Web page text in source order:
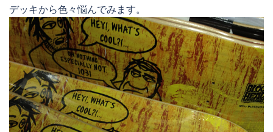
デッキから色々悩んでみます。